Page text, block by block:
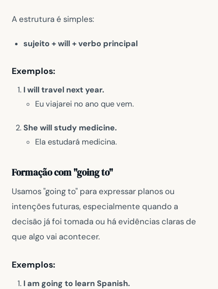
A estrutura é simples:
sujeito + will + verbo principal
Exemplos:
I will travel next year.
Eu viajarei no ano que vem.
She will study medicine.
Ela estudará medicina.
Formação com "going to"
Usamos "going to" para expressar planos ou
intenções futuras, especialmente quando a
decisão já foi tomada ou há evidências claras de
que algo vai acontecer.
Exemplos:
I am going to learn Spanish.